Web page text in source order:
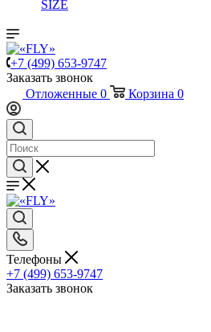
SIZE
+7 (499) 653-9747
Заказать звонок
Отложенные 0 Корзина 0
Телефоны
+7 (499) 653-9747
Заказать звонок